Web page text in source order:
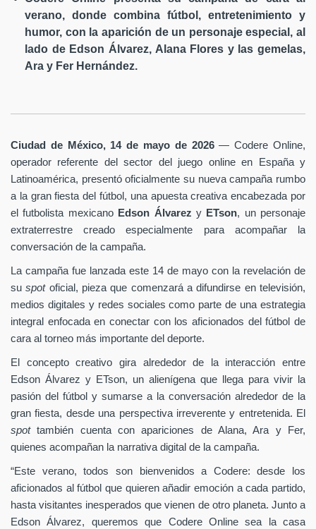
verano, donde combina fútbol, entretenimiento y
humor, con la aparición de un personaje especial, al
lado de Edson Álvarez, Alana Flores y las gemelas,
Ara y Fer Hernández.
Ciudad de México, 14 de mayo de 2026— Codere Online,
operador referente del sector del juego online en España y
Latinoamérica, presentó oficialmente su nueva campaña rumbo
a la gran fiesta del fútbol, una apuesta creativa encabezada por
el futbolista mexicano Edson Álvarez yETson, un personaje
extraterrestre creado especialmente para acompañar la
conversación de la campaña.
La campaña fue lanzada este 14 de mayo con la revelación de
suspot oficial, pieza que comenzará a difundirse en televisión,
medios digitales y redes sociales como parte de una estrategia
integral enfocada en conectar con los aficionados del fútbol de
cara al torneo más importante del deporte.
El concepto creativo gira alrededor de la interacción entre
Edson Álvarez y ETson, un alienígena que llega para vivir la
pasión del fútbol y sumarse a la conversación alrededor de la
gran fiesta, desde una perspectiva irreverente y entretenida. El
spottambién cuenta con apariciones de Alana, Ara y Fer,
quienes acompañan la narrativa digital de la campaña.
“Este verano, todos son bienvenidos a Codere: desde los
aficionados al fútbol que quieren añadir emoción a cada partido,
hasta visitantes inesperados que vienen de otro planeta. Junto a
Edson Álvarez, queremos que Codere Online sea la casa